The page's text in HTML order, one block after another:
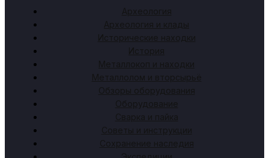
Археология
Археология и клады
Исторические находки
История
Металлокоп и находки
Металлолом и вторсырьё
Обзоры оборудования
Оборудование
Сварка и пайка
Советы и инструкции
Сохранение наследия